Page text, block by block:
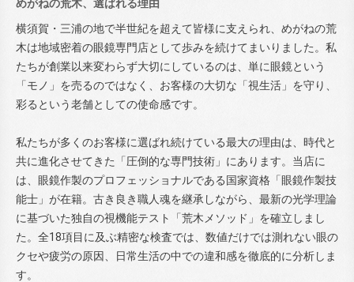
めがねの荒木、選ばれる理由
横須賀・三浦の地で半世紀を超えて皆様に支えられ、めがねの荒
木は地域密着の眼鏡専門店として歩みを続けてまいりました。私
たちが創業以来変わらず大切にしているのは、単に眼鏡という
「モノ」を売るのではなく、お客様の大切な「視生活」を守り、
彩るという老舗としての使命感です。
私たちが多くのお客様に選ばれ続けている最大の理由は、時代と
共に進化させてきた「圧倒的な専門技術」にあります。当店に
は、眼鏡作製のプロフェッショナルである国家資格「眼鏡作製技
能士」が在籍。古き良き職人魂を継承しながら、最新の光学理論
に基づいた独自の視機能テスト「荒木メソッド」を確立しまし
た。全18項目に及ぶ精密な検査では、数値だけでは測れない眼の
クセや疲労の原因、日常生活の中での違和感を徹底的に分析しま
す。